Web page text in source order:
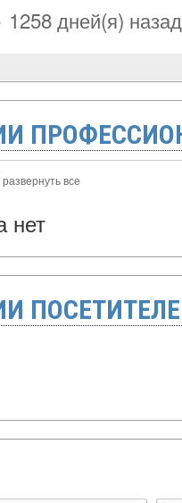
1258 дней(я) назад
развернуть все
нет